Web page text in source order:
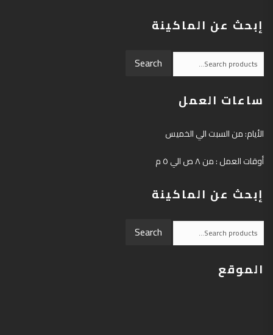
إبحث عن الماكينة
Search
for:
Search
ساعات العمل
الأيام: من السبت الي الخميس
أوقات العمل : من ٨ ص الي ٥ م
إبحث عن الماكينة
Search
for:
Search
الموقع